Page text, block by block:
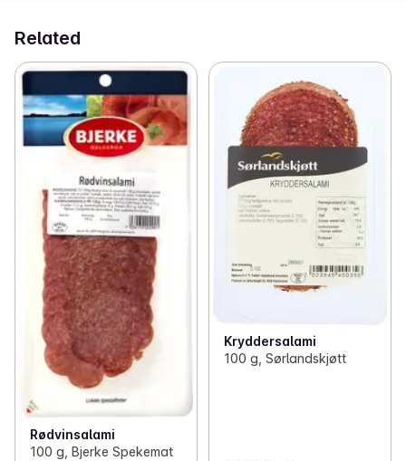
Related
Rødvinsalami
100 g, Bjerke Spekemat
Kryddersalami
100 g, Sørlandskjøtt